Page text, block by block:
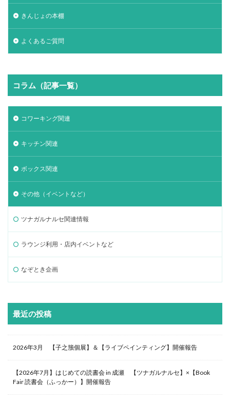
きんじょの本棚
よくあるご質問
コラム（記事一覧）
コワーキング関連
キッチン関連
ボックス関連
その他（イベントなど）
ツナガルナルセ関連情報
ラウンジ利用・店内イベントなど
なぞとき企画
最近の投稿
2026年3月 【子之籏個展】＆【ライブペインティング】開催報告
【2026年7月】はじめての読書会 in 成瀬 【ツナガルナルセ】×【Book
Fair 読書会（ふっかー）】開催報告